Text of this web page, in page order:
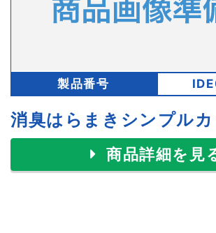
製品番号
消臭はらまきシンプルカ
商品詳細を見